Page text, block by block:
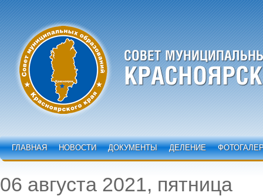
ГЛАВНАЯ НОВОСТИ ДОКУМЕНТЫ ДЕЛЕНИЕ
06 августа 2021, пятница